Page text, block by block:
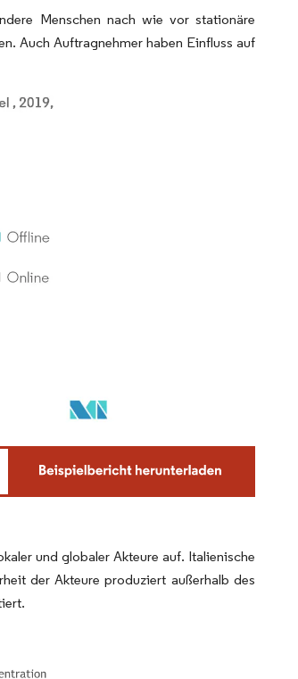
Menschen nach wie vor stationäre
Auch Auftragnehmer haben Einfluss auf
und globaler Akteure auf. Italienische
der Akteure produziert außerhalb des